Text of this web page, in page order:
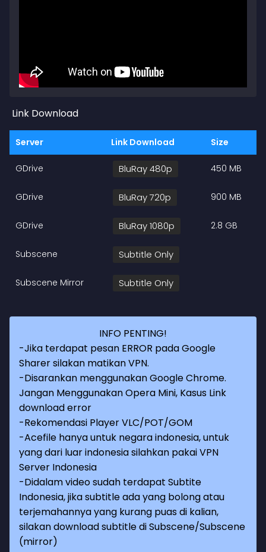
Link Download
Server Link Download Size
GDrive BluRay 480p 450 MB
GDrive BluRay 720p 900 MB
GDrive BluRay 1080p 2.8 GB
Subscene Subtitle Only
Subscene Mirror Subtitle Only
INFO PENTING!
-Jika terdapat pesan ERROR pada Google
Sharer silakan matikan VPN.
-Disarankan menggunakan Google Chrome.
Jangan Menggunakan Opera Mini, Kasus Link
download error
-Rekomendasi Player VLC/POT/GOM
-Acefile hanya untuk negara indonesia, untuk
yang dari luar indonesia silahkan pakai VPN
Server Indonesia
-Didalam video sudah terdapat Subtite
Indonesia, jika subtitle ada yang bolong atau
terjemahannya yang kurang puas di kalian,
silakan download subtitle di Subscene/Subscene
(mirror)